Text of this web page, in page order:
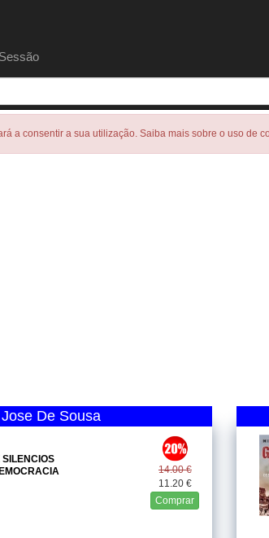
a consentir a sua utilização. Saiba mais sobre o uso de
De Sousa
14.00 €
11.20 €
Comprar
SILENCIOS